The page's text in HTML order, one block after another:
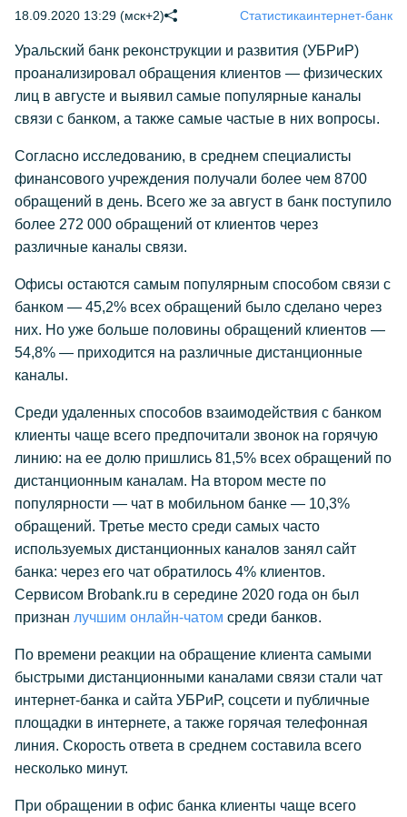
18.09.2020 13:29 (мск+2) Статистикаинтернет-банк
Уральский банк реконструкции и развития (УБРиР)
проанализировал обращения клиентов — физических
лиц в августе и выявил самые популярные каналы
связи с банком, а также самые частые в них вопросы.
Согласно исследованию, в среднем специалисты
финансового учреждения получали более чем 8700
обращений в день. Всего же за август в банк поступило
более 272 000 обращений от клиентов через
различные каналы связи.
Офисы остаются самым популярным способом связи с
банком — 45,2% всех обращений было сделано через
них. Но уже больше половины обращений клиентов —
54,8% — приходится на различные дистанционные
каналы.
Среди удаленных способов взаимодействия с банком
клиенты чаще всего предпочитали звонок на горячую
линию: на ее долю пришлись 81,5% всех обращений по
дистанционным каналам. На втором месте по
популярности — чат в мобильном банке — 10,3%
обращений. Третье место среди самых часто
используемых дистанционных каналов занял сайт
банка: через его чат обратилось 4% клиентов.
Сервисом Brobank.ru в середине 2020 года он был
признан лучшим онлайн-чатом среди банков.
По времени реакции на обращение клиента самыми
быстрыми дистанционными каналами связи стали чат
интернет-банка и сайта УБРиР, соцсети и публичные
площадки в интернете, а также горячая телефонная
линия. Скорость ответа в среднем составила всего
несколько минут.
При обращении в офис банка клиенты чаще всего